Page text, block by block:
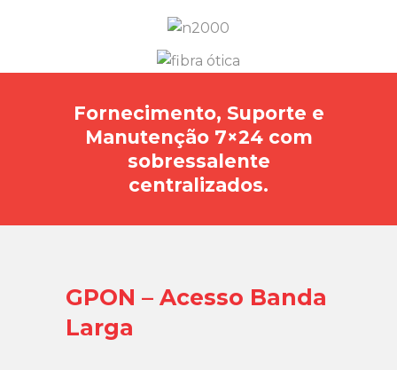
Fornecimento, Suporte e
Manutenção 7×24 com
sobressalente
centralizados.
GPON – Acesso Banda
Larga